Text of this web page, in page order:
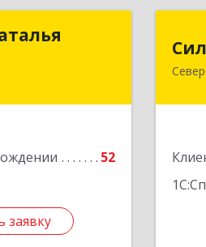
52
заявку
Наталья
Подробнее
заявку